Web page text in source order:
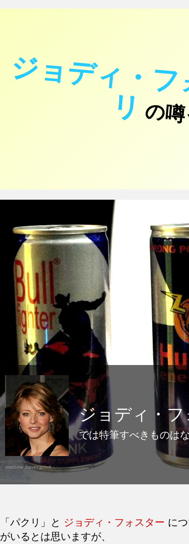
ジョディ・
リ の
matome.naver.jp/od...
ジョディ・フ
では特筆すべきものは
「パクリ」と ジョディ・フォスター に
がいるとは思いますが、